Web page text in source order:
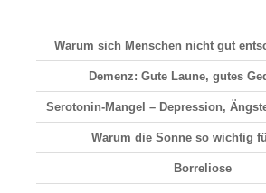
Warum sich Menschen nicht gut
Demenz: Gute Laune, gutes
Serotonin-Mangel – Depression,
Warum die Sonne so wichtig
Borreliose